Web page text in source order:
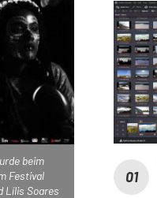
beim
Festival
Lílis Soares